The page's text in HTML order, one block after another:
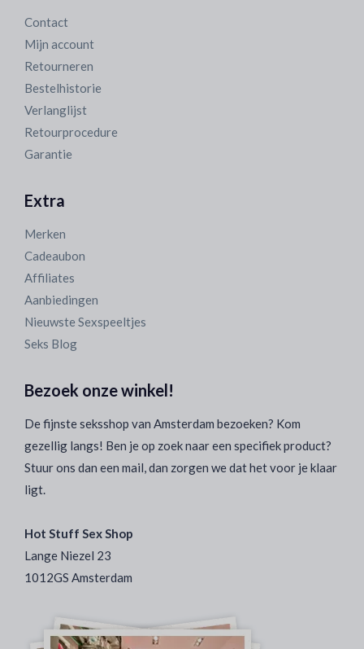
Contact
Mijn account
Retourneren
Bestelhistorie
Verlanglijst
Retourprocedure
Garantie
Extra
Merken
Cadeaubon
Affiliates
Aanbiedingen
Nieuwste Sexspeeltjes
Seks Blog
Bezoek onze winkel!
De fijnste seksshop van Amsterdam bezoeken? Kom
gezellig langs! Ben je op zoek naar een specifiek product?
Stuur ons dan een mail, dan zorgen we dat het voor je klaar
ligt.
Hot Stuff Sex Shop
Lange Niezel 23
1012GS Amsterdam